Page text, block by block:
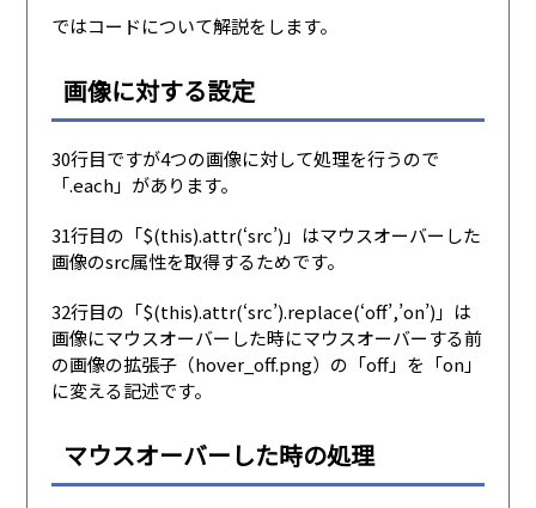
ではコードについて解説をします。
画像に対する設定
30行目ですが4つの画像に対して処理を行うので
「.each」があります。
31行目の「$(this).attr(‘src’)」はマウスオーバーした
画像のsrc属性を取得するためです。
32行目の「$(this).attr(‘src’).replace(‘off’,’on’)」は
画像にマウスオーバーした時にマウスオーバーする前
の画像の拡張子（hover_off.png）の「off」を「on」
に変える記述です。
マウスオーバーした時の処理